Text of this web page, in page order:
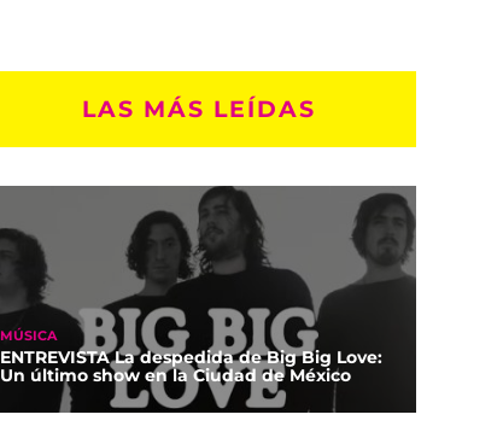
LAS MÁS LEÍDAS
MÚSICA
ENTREVISTA La despedida de Big Big Love:
Un último show en la Ciudad de México